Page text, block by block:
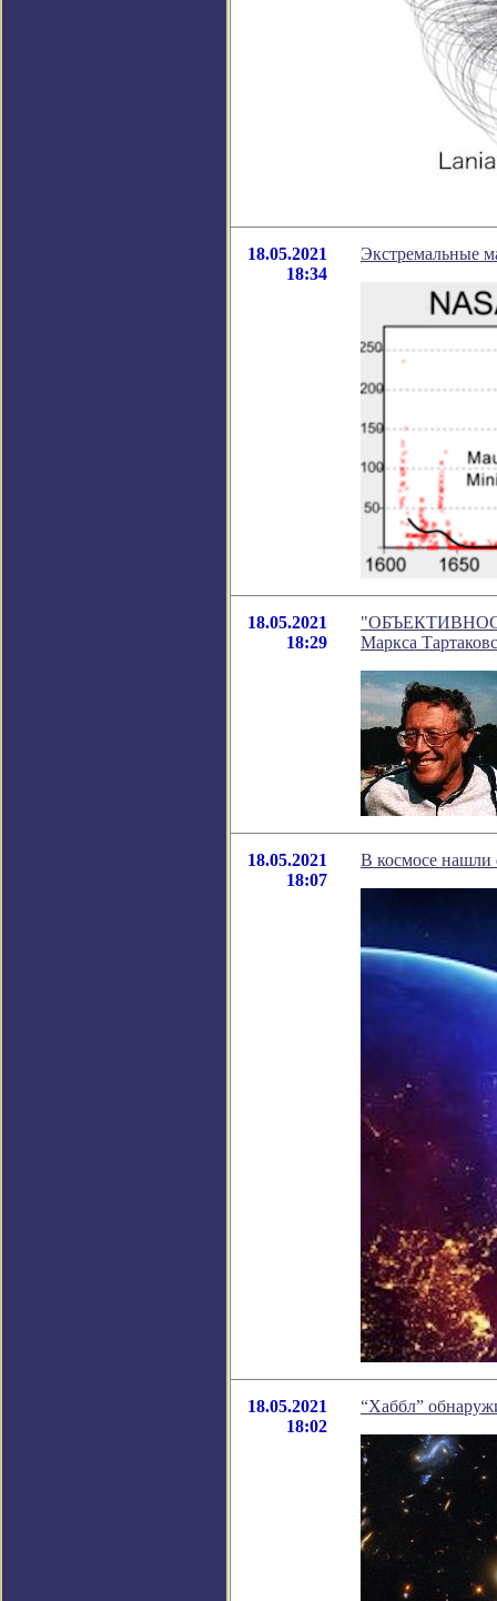
18.05.2021
18:34
Экстремальные
18.05.2021
18:29
Маркса
18.05.2021
18:07
В космосе нашли
18.05.2021
18:02
“Хаббл”